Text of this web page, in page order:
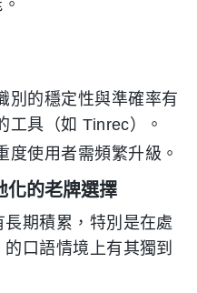
別的穩定性與準確率有
工具（如 Tinrec）。
度使用者需頻繁升級。
化的老牌選擇
期積累，特別是在處
口語情境上有其獨到